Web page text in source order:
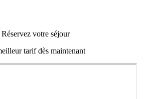
Réservez votre séjour
tarif dès maintenant